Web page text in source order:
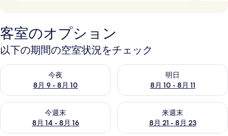
客室のオプション
以下の期間の空室状況をチェック
今夜
8月 9 - 8月 10
今夜 8月 9 - 8月 10 の空室状況をチェック
明日
8月 10 - 8月 11
明日 8月 10 - 8月 11 の空室状
今週末
8月 14 - 8月 16
今週末 8月 14 - 8月 16 の空室状況をチェック
来週末
8月 21 - 8月 23
来週末 8月 21 - 8月 23 の空室